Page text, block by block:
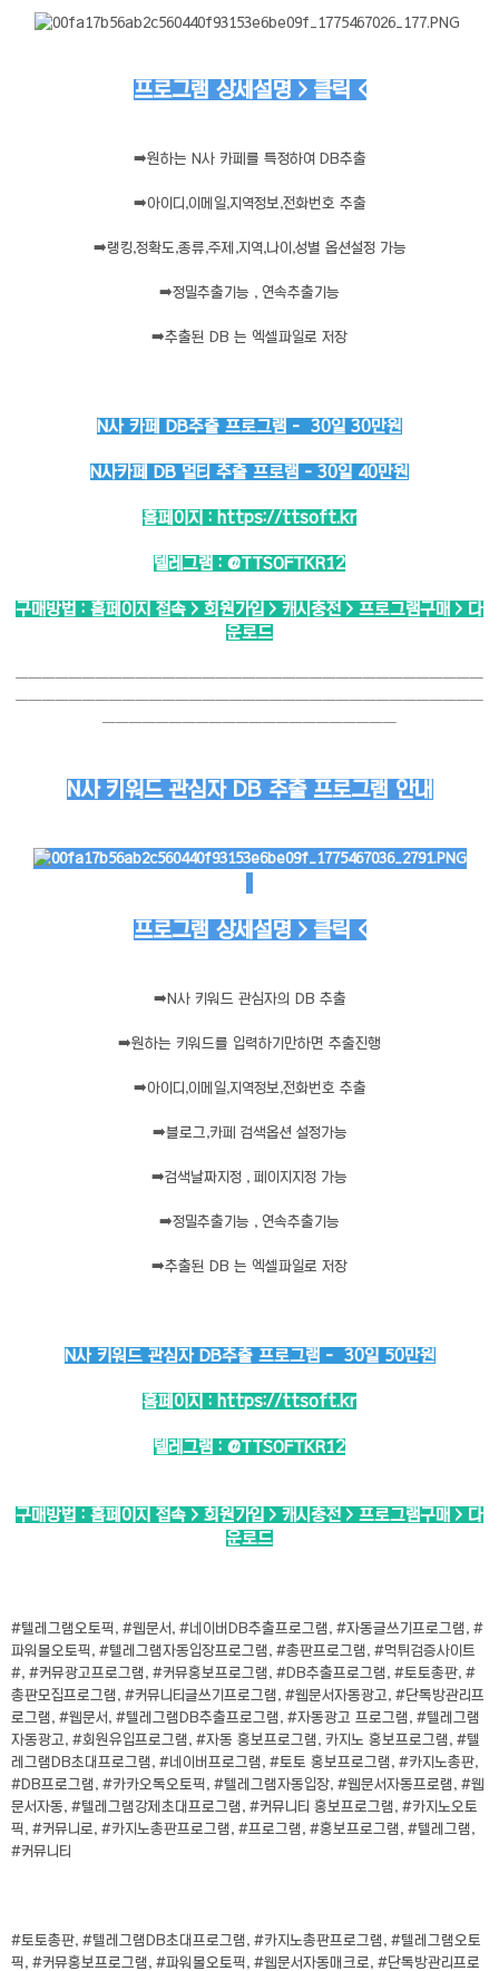
프로그램 상세설명 > 클릭 <
➡️원하는 N사 카페를 특정하여 DB추출
➡️아이디,이메일,지역정보,전화번호 추출
➡️랭킹,정확도,종류,주제,지역,나이,성별 옵션설정 가능
➡️정밀추출기능 , 연속추출기능
➡️추출된 DB 는 엑셀파일로 저장
N사 카페 DB추출 프로그램 - 30일 30만원
N사카페 DB 멀티 추출 프로램 - 30일 40만원
홈페이지 : https://ttsoft.kr
텔레그램 : @TTSOFTKR12
구매방법 : 홈페이지 접속 > 회원가입 > 캐시충전 > 프로그램구매 > 다
운로드
───────────────────────────────────
───────────────────────────────────
──────────────────────
N사 키워드 관심자 DB 추출 프로그램 안내
프로그램 상세설명 > 클릭 <
➡️ N사 키워드 관심자의 DB 추출
➡️원하는 키워드를 입력하기만하면 추출진행
➡️아이디,이메일,지역정보,전화번호 추출
➡️블로그,카페 검색옵션 설정가능
➡️검색날짜지정 , 페이지지정 가능
➡️정밀추출기능 , 연속추출기능
➡️추출된 DB 는 엑셀파일로 저장
N사 키워드 관심자 DB추출 프로그램 - 30일 50만원
홈페이지 : https://ttsoft.kr
텔레그램 : @TTSOFTKR12
구매방법 : 홈페이지 접속 > 회원가입 > 캐시충전 > 프로그램구매 > 다
운로드
#텔레그램오토픽, #웹문서, #네이버DB추출프로그램, #자동글쓰기프로그램, #
파워볼오토픽, #텔레그램자동입장프로그램, #총판프로그램, #먹튀검증사이트
#, #커뮤광고프로그램, #커뮤홍보프로그램, #DB추출프로그램, #토토총판, #
총판모집프로그램, #커뮤니티글쓰기프로그램, #웹문서자동광고, #단톡방관리프
로그램, #웹문서, #텔레그램DB추출프로그램, #자동광고 프로그램, #텔레그램
자동광고, #회원유입프로그램, #자동 홍보프로그램, 카지노 홍보프로그램, #텔
레그램DB초대프로그램, #네이버프로그램, #토토 홍보프로그램, #카지노총판,
#DB프로그램, #카카오톡오토픽, #텔레그램자동입장, #웹문서자동프로램, #웹
문서자동, #텔레그램강제초대프로그램, #커뮤니티 홍보프로그램, #카지노오토
픽, #커뮤니로, #카지노총판프로그램, #프로그램, #홍보프로그램, #텔레그램,
#커뮤니티
#토토총판, #텔레그램DB초대프로그램, #카지노총판프로그램, #텔레그램오토
픽, #커뮤홍보프로그램, #파워볼오토픽, #웹문서자동매크로, #단톡방관리프로